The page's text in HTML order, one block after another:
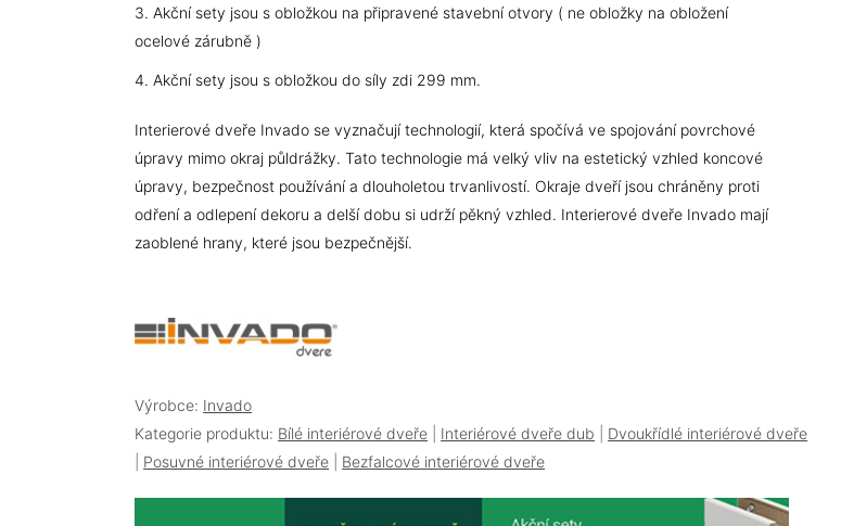
3. Akční sety jsou s obložkou na připravené stavební otvory ( ne obložky na obložení
ocelové zárubně )
4. Akční sety jsou s obložkou do síly zdi 299 mm.
Interierové dveře Invado se vyznačují technologií, která spočívá ve spojování povrchové
úpravy mimo okraj půldrážky. Tato technologie má velký vliv na estetický vzhled koncové
úpravy, bezpečnost používání a dlouholetou trvanlivostí. Okraje dveří jsou chráněny proti
odření a odlepení dekoru a delší dobu si udrží pěkný vzhled. Interierové dveře Invado mají
zaoblené hrany, které jsou bezpečnější.
Výrobce: Invado
Kategorie produktu: Bílé interiérové dveře Interiérové dveře dub
Dvoukřídlé interiérové dveře
Posuvné interiérové dveře Bezfalcové interiérové dveře